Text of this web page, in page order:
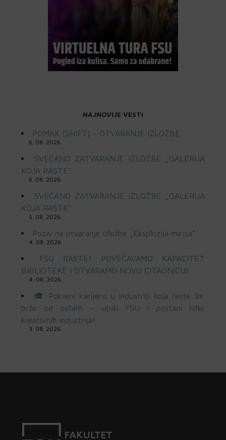
NAJNOVIJE VESTI
POMAK (SHIFT) – OTVARANJE IZLOŽBE
6. 08. 2026.
SVEČANO ZATVARANJE IZLOŽBE „GALERIJA
KOJA RASTE“
6. 08. 2026.
SVEČANO ZATVARANJE IZLOŽBE „GALERIJA
KOJA RASTE“
5. 08. 2026.
Poziv na otvaranje izložbe „Eksplozija mirisa”
4. 08. 2026.
FSU RASTE! POVEĆAVAMO KAPACITET
BIBLIOTEKE I OTVARAMO NOVU ČITAONICU!
4. 08. 2026.
🎓 Pokreni karijeru u industriji koja raste 3x
brže od ostalih – upiši FSU i postani lider
kreativnih industrija!
3. 08. 2026.